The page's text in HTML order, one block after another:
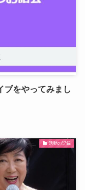
ブをやってみまし
活動の記録